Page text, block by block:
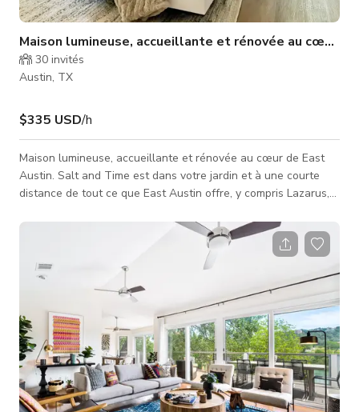
Maison lumineuse, accueillante et rénovée au cœur
30 invités
Austin, TX
$335 USD/h
Maison lumineuse, accueillante et rénovée au cœur de East
Austin. Salt and Time est dans votre jardin et à une courte
distance de tout ce que East Austin offre, y compris Lazarus,
terrasse et un jardin avant. Cette charmante maison reculée
offre la commodité d'être à deux pas de toute la vie nocturne
et le calme d'une rue de quartier.